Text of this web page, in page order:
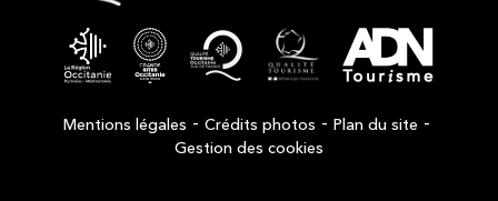
Mentions légales - Crédits photos - Plan du site -
Gestion des cookies